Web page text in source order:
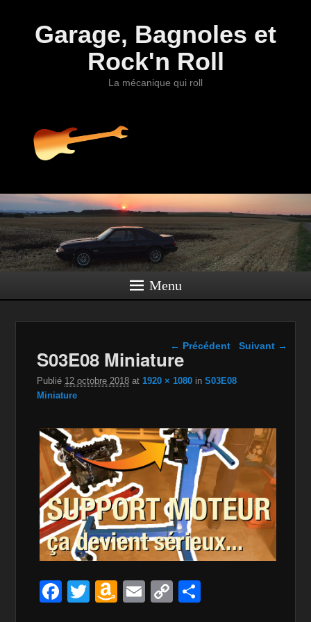
Garage, Bagnoles et
Rock'n Roll
La mécanique qui roll
Menu
Navigation dans les
← Précédent Suivant →
S03E08 Miniature
Publié 12 octobre 2018 at 1920 × 1080 inS03E08
Miniature
F
T
A
E
C